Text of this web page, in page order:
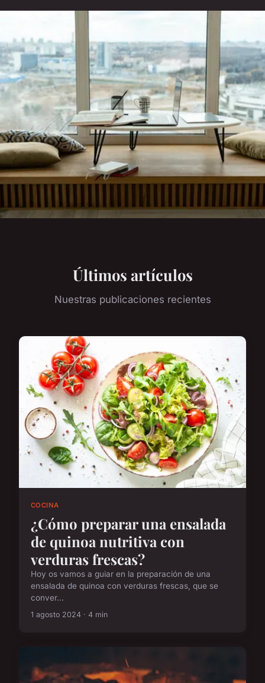
Últimos artículos
Nuestras publicaciones recientes
COCINA
¿Cómo preparar una ensalada
de quinoa nutritiva con
verduras frescas?
Hoy os vamos a guiar en la preparación de una
ensalada de quinoa con verduras frescas, que se
conver...
1 agosto 2024 · 4 min